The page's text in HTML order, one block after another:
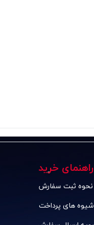
راهنمای خرید
نحوه ثبت سفارش
شیوه های پرداخت